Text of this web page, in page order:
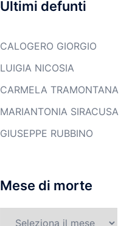
Ultimi defunti
CALOGERO GIORGIO
LUIGIA NICOSIA
CARMELA TRAMONTANA
MARIANTONIA SIRACUSA
GIUSEPPE RUBBINO
Mese di morte